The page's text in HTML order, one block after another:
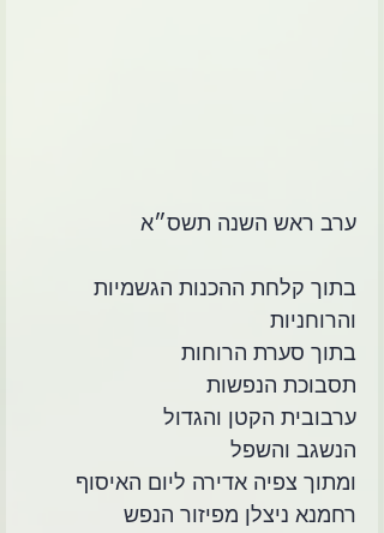
ערב ראש השנה תשס״א
בתוך קלחת ההכנות הגשמיות
והרוחניות
בתוך סערת הרוחות
תסבוכת הנפשות
ערבובית הקטן והגדול
הנשגב והשפל
ומתוך צפיה אדירה ליום האיסוף
רחמנא ניצלן מפיזור הנפש